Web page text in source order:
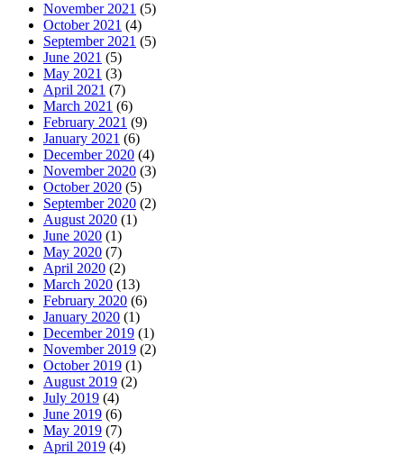
November 2021 (5)
October 2021 (4)
September 2021 (5)
June 2021 (5)
May 2021 (3)
April 2021 (7)
March 2021 (6)
February 2021 (9)
January 2021 (6)
December 2020 (4)
November 2020 (3)
October 2020 (5)
September 2020 (2)
August 2020 (1)
June 2020 (1)
May 2020 (7)
April 2020 (2)
March 2020 (13)
February 2020 (6)
January 2020 (1)
December 2019 (1)
November 2019 (2)
October 2019 (1)
August 2019 (2)
July 2019 (4)
June 2019 (6)
May 2019 (7)
April 2019 (4)